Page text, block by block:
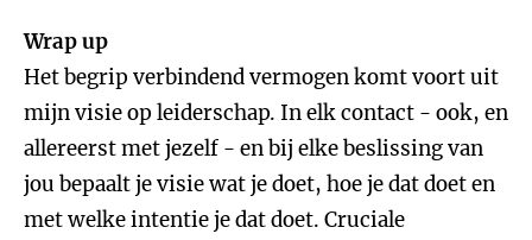
Wrap up
Het begrip verbindend vermogen komt voort uit
mijn visie op leiderschap. In elk contact ‒ ook, en
allereerst met jezelf ‒ en bij elke beslissing van
jou bepaalt je visie wat je doet, hoe je dat doet en
met welke intentie je dat doet. Cruciale